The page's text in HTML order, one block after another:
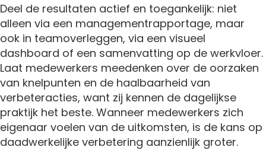
Deel de resultaten actief en toegankelijk: niet
alleen via een managementrapportage, maar
ook in teamoverleggen, via een visueel
dashboard of een samenvatting op de werkvloer.
Laat medewerkers meedenken over de oorzaken
van knelpunten en de haalbaarheid van
verbeteracties, want zij kennen de dagelijkse
praktijk het beste. Wanneer medewerkers zich
eigenaar voelen van de uitkomsten, is de kans op
daadwerkelijke verbetering aanzienlijk groter.